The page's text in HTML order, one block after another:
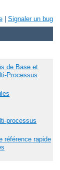
Signaler un bug
de Base et
Processus
processus
référence rapide